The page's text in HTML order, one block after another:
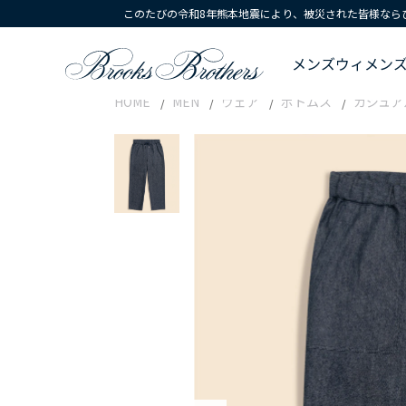
このたびの令和8年熊本地震により、被災された皆様な
メンズウィメン
HOME MEN ウェア ボトムス カジュ